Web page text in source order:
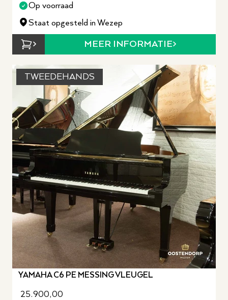
Op voorraad
Staat opgesteld in Wezep
MEER INFORMATIE
TWEEDEHANDS
YAMAHA C6 PE MESSING VLEUGEL
25.900,00